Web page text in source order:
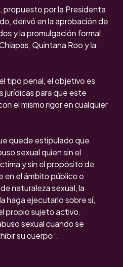
propuesto por la Presidenta
derivó en la aprobación de
y la promulgación formal
Quintana Roo y la
tipo penal, el objetivo es
jurídicas para que este
el mismo rigor en cualquier
quede estipulado que
sexual quien sin el
y sin el propósito de
en el ámbito público o
naturaleza sexual, la
haga ejecutarlo sobre sí,
propio sujeto activo.
sexual cuando se
su cuerpo”.